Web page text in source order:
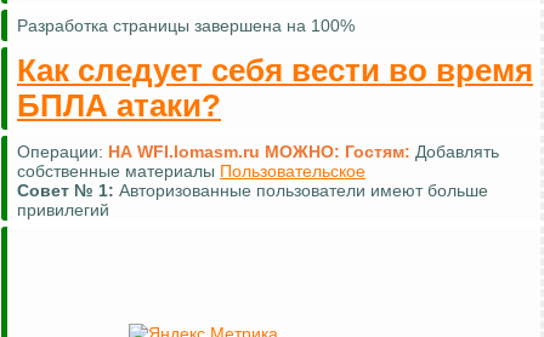
Разработка страницы завершена на 100%
Как следует себя вести во время
БПЛА атаки?
Операции: НА WFI.lomasm.ru МОЖНО: Гостям: Добавлять
собственные материалы Пользовательское
Совет № 1: Авторизованные пользователи имеют больше
привилегий